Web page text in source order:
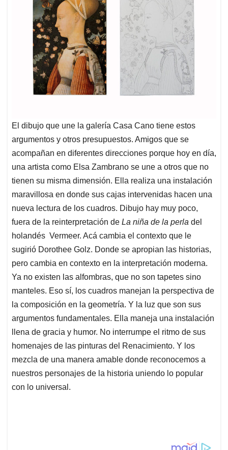
El dibujo que une la galería Casa Cano tiene estos
argumentos y otros presupuestos. Amigos que se
acompañan en diferentes direcciones porque hoy en día,
una artista como Elsa Zambrano se une a otros que no
tienen su misma dimensión. Ella realiza una instalación
maravillosa en donde sus cajas intervenidas hacen una
nueva lectura de los cuadros. Dibujo hay muy poco,
fuera de la reinterpretación de La niña de la perla del
holandés Vermeer. Acá cambia el contexto que le
sugirió Dorothee Golz. Donde se apropian las historias,
pero cambia en contexto en la interpretación moderna.
Ya no existen las alfombras, que no son tapetes sino
manteles. Eso sí, los cuadros manejan la perspectiva de
la composición en la geometría. Y la luz que son sus
argumentos fundamentales. Ella maneja una instalación
llena de gracia y humor. No interrumpe el ritmo de sus
homenajes de las pinturas del Renacimiento. Y los
mezcla de una manera amable donde reconocemos a
nuestros personajes de la historia uniendo lo popular
con lo universal.